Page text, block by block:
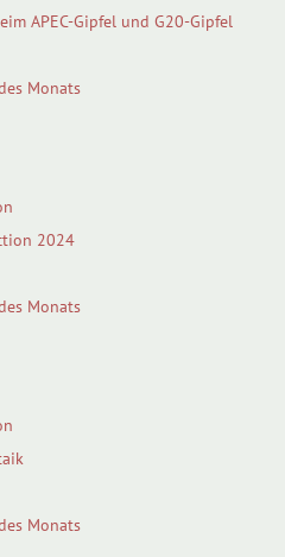
APEC-Gipfel und G20-Gipfel
Monats
2024
Monats
Monats